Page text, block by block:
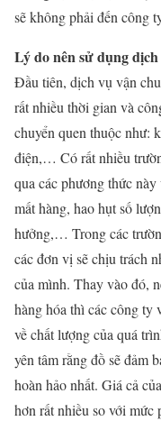
sẽ không phải đến công
Lý do nên sử dụng
Đầu tiên, dịch vụ vận
rất nhiều thời gian và
chuyển quen thuộc như:
điện,… Có rất nhiều
qua các phương thức
mất hàng, hao hụt số
hưởng,… Trong các
các đơn vị sẽ chịu trách
của mình. Thay vào đó,
hàng hóa thì các công ty
về chất lượng của quá
yên tâm rằng đồ sẽ đảm
hoàn hảo nhất. Giá cả
hơn rất nhiều so với mức